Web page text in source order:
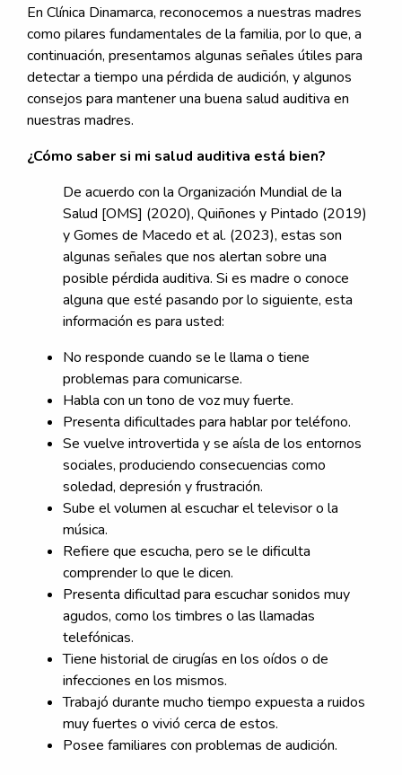
En Clínica Dinamarca, reconocemos a nuestras madres
como pilares fundamentales de la familia, por lo que, a
continuación, presentamos algunas señales útiles para
detectar a tiempo una pérdida de audición, y algunos
consejos para mantener una buena salud auditiva en
nuestras madres.
¿Cómo saber si mi salud auditiva está bien?
De acuerdo con la Organización Mundial de la
Salud [OMS] (2020), Quiñones y Pintado (2019)
y Gomes de Macedo et al. (2023), estas son
algunas señales que nos alertan sobre una
posible pérdida auditiva. Si es madre o conoce
alguna que esté pasando por lo siguiente, esta
información es para usted:
No responde cuando se le llama o tiene
problemas para comunicarse.
Habla con un tono de voz muy fuerte.
Presenta dificultades para hablar por teléfono.
Se vuelve introvertida y se aísla de los entornos
sociales, produciendo consecuencias como
soledad, depresión y frustración.
Sube el volumen al escuchar el televisor o la
música.
Refiere que escucha, pero se le dificulta
comprender lo que le dicen.
Presenta dificultad para escuchar sonidos muy
agudos, como los timbres o las llamadas
telefónicas.
Tiene historial de cirugías en los oídos o de
infecciones en los mismos.
Trabajó durante mucho tiempo expuesta a ruidos
muy fuertes o vivió cerca de estos.
Posee familiares con problemas de audición.